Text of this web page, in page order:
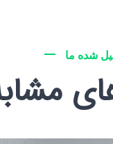
شده ما